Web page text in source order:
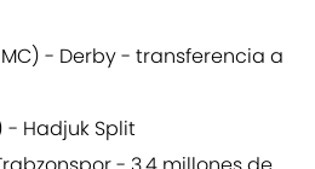
- Derby - transferencia a
- Hadjuk Split